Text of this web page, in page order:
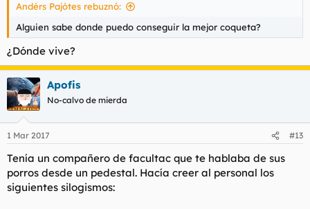
Andérs Pajótes rebuznó:
Alguien sabe donde puedo conseguir la mejor coqueta?
¿Dónde vive?
Apofis
No-calvo de mierda
1 Mar 2017 #13
Tenía un compañero de facultac que te hablaba de sus
porros desde un pedestal. Hacía creer al personal los
siguientes silogismos: